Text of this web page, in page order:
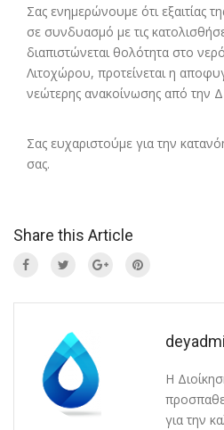
​​Σας ενημερώνουμε ότι εξαιτίας
σε συνδυασμό με τις
διαπιστώνεται θολότητα στο
Λιτοχώρου, προτείνεται η
νεώτερης ανακοίνωσης από την
Σας ευχαριστούμε για την
σας.
Share this Article
Η
για την